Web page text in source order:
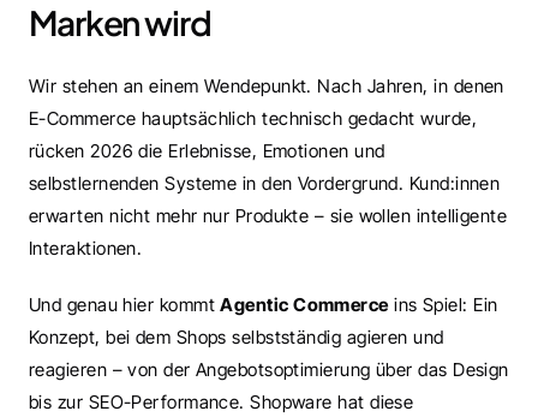
Marken wird
Wir stehen an einem Wendepunkt. Nach Jahren, in denen
E-Commerce hauptsächlich technisch gedacht wurde,
rücken 2026 die Erlebnisse, Emotionen und
selbstlernenden Systeme in den Vordergrund. Kund:innen
erwarten nicht mehr nur Produkte – sie wollen intelligente
Interaktionen.
Und genau hier kommt Agentic Commerce ins Spiel: Ein
Konzept, bei dem Shops selbstständig agieren und
reagieren – von der Angebotsoptimierung über das Design
bis zur SEO-Performance. Shopware hat diese